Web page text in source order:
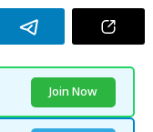
Join Now